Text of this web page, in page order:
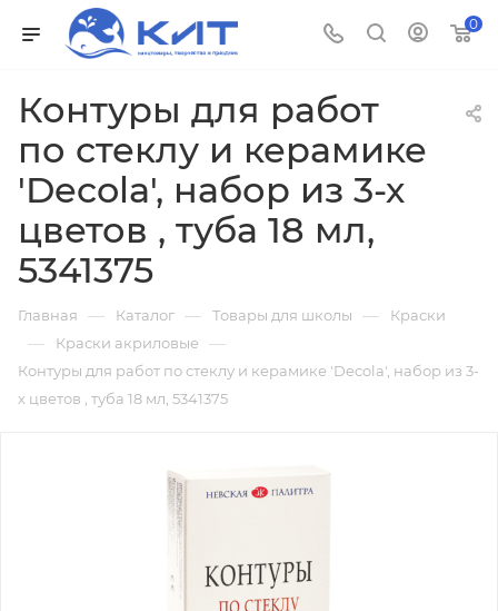
0
Контуры для работ
по стеклу и керамике
'Decola', набор из 3-х
цветов , туба 18 мл,
5341375
Главная — Каталог — Товары для школы — Краски
— Краски акриловые —
Контуры для работ по стеклу и керамике 'Decola', набор из 3-
х цветов , туба 18 мл, 5341375